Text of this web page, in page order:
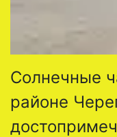
Солнечные
районе